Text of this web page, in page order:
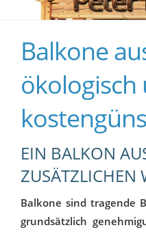
Balkone
ökologisch
EIN BALKON
ZUSÄTZLICHEN
Balkone sind tragende
grundsätzlich